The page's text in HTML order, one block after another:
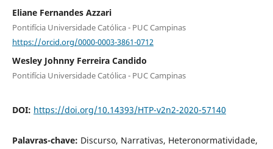
Eliane Fernandes Azzari
Pontifícia Universidade Católica - PUC Campinas
https://orcid.org/0000-0003-3861-0712
Wesley Johnny Ferreira Candido
Pontifícia Universidade Católica - PUC Campinas
DOI: https://doi.org/10.14393/HTP-v2n2-2020-57140
Palavras-chave: Discurso, Narrativas, Heteronormatividade,